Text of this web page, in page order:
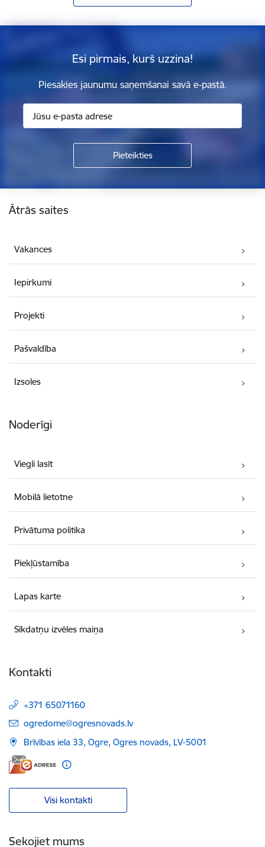
Esi pirmais, kurš uzzina!
Piesakies jaunumu saņemšanai savā e-pastā.
Ātrās saites
Vakances
Iepirkumi
Projekti
Pašvaldība
Izsoles
Noderīgi
Viegli lasīt
Mobilā lietotne
Privātuma politika
Piekļūstamība
Lapas karte
Sīkdatņu izvēles maiņa
Kontakti
+371 65071160
E-pasts:
ogredome@ogresnovads.lv
Brīvības iela 33, Ogre, Ogres novads, LV-5001
Visi kontakti
Sekojiet mums